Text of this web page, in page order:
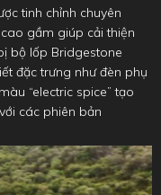
tinh chỉnh chuyên
gầm giúp cải thiện
bộ lốp Bridgestone
đặc trưng như đèn phụ
“electric spice” tạo
các phiên bản